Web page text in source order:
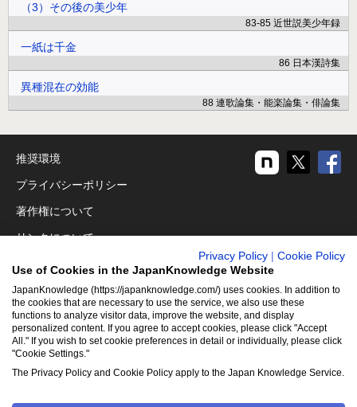
（3）その後の美少年
83-85 近世説美少年録
一紙は千金
86 日本漢詩集
異種混在の効能
88 連歌論集・能楽論集・俳論集
推奨環境
プライバシーポリシー
著作権について
リンクについて
免責事項
運営会社
アクセシビリティ対応
クッキーポリシー
Cookie設定
Privacy Policy
Cookie Policy
Use of Cookies in the JapanKnowledge Website
JapanKnowledge (https://japanknowledge.com/) uses cookies. In addition to
the cookies that are necessary to use the service, we also use these
functions to analyze visitor data, improve the website, and display
personalized content. If you agree to accept cookies, please click "Accept
All." If you wish to set cookie preferences in detail or individually, please click
"Cookie Settings."
The Privacy Policy and Cookie Policy apply to the Japan Knowledge Service.